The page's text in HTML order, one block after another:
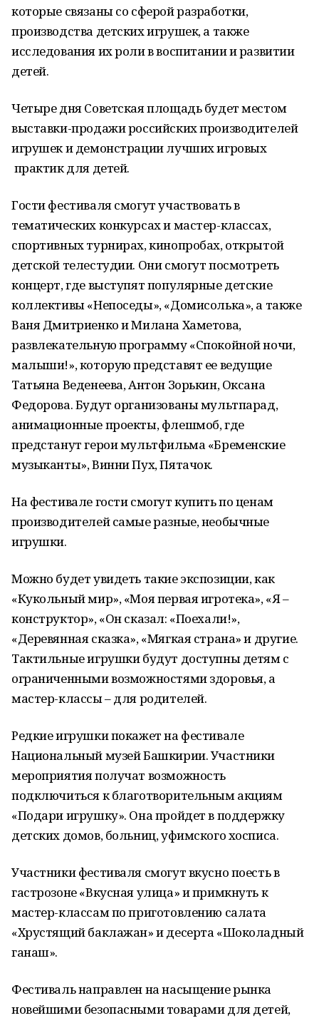
которые связаны со сферой разработки,
производства детских игрушек, а также
исследования их роли в воспитании и развитии
детей.
Четыре дня Советская площадь будет местом
выставки-продажи российских производителей
игрушек и демонстрации лучших игровых
практик для детей.
Гости фестиваля смогут участвовать в
тематических конкурсах и мастер-классах,
спортивных турнирах, кинопробах, открытой
детской телестудии. Они смогут посмотреть
концерт, где выступят популярные детские
коллективы «Непоседы», «Домисолька», а также
Ваня Дмитриенко и Милана Хаметова,
развлекательную программу «Спокойной ночи,
малыши!», которую представят ее ведущие
Татьяна Веденеева, Антон Зорькин, Оксана
Федорова. Будут организованы мультпарад,
анимационные проекты, флешмоб, где
предстанут герои мультфильма «Бременские
музыканты», Винни Пух, Пятачок.
На фестивале гости смогут купить по ценам
производителей самые разные, необычные
игрушки.
Можно будет увидеть такие экспозиции, как
«Кукольный мир», «Моя первая игротека», «Я –
конструктор», «Он сказал: «Поехали!»,
«Деревянная сказка», «Мягкая страна» и другие.
Тактильные игрушки будут доступны детям с
ограниченными возможностями здоровья, а
мастер-классы – для родителей.
Редкие игрушки покажет на фестивале
Национальный музей Башкирии. Участники
мероприятия получат возможность
подключиться к благотворительным акциям
«Подари игрушку». Она пройдет в поддержку
детских домов, больниц, уфимского хосписа.
Участники фестиваля смогут вкусно поесть в
гастрозоне «Вкусная улица» и примкнуть к
мастер-классам по приготовлению салата
«Хрустящий баклажан» и десерта «Шоколадный
ганаш».
Фестиваль направлен на насыщение рынка
новейшими безопасными товарами для детей,